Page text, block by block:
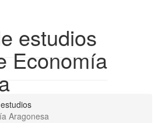
estudios
Economía
Aragonesa